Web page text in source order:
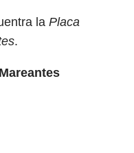
la Placa
.